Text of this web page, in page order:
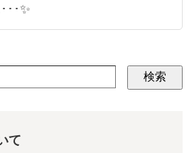
･･✨
検索
て